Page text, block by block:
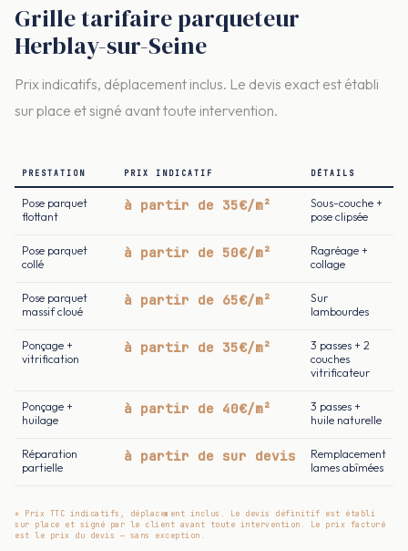
Grille tarifaire parqueteur
Herblay-sur-Seine
Prix indicatifs, déplacement inclus. Le devis exact est établi
sur place et signé avant toute intervention.
PRESTATION PRIX INDICATIF DÉTAILS
Pose parquet
flottant
à partir de 35€/m²
Sous-couche +
pose clipsée
Pose parquet
collé
à partir de 50€/m²
Ragréage +
collage
Pose parquet
massif cloué
à partir de 65€/m²
Sur
lambourdes
Ponçage +
vitrification
à partir de 35€/m²
3 passes + 2
couches
vitrificateur
Ponçage +
huilage
à partir de 40€/m²
3 passes +
huile naturelle
Réparation
partielle
à partir de sur devis
Remplacement
lames abîmées
* Prix TTC indicatifs, déplacement inclus. Le devis définitif est établi
sur place et signé par le client avant toute intervention. Le prix facturé
est le prix du devis — sans exception.